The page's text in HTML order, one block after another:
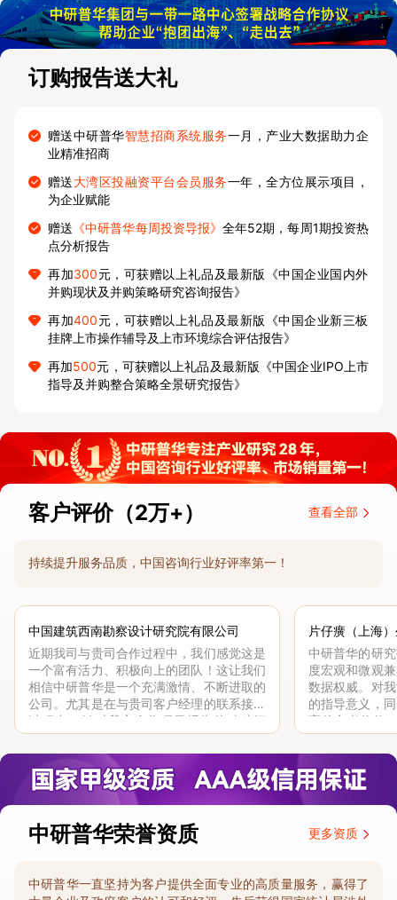
订购报告送大礼
赠送中研普华智慧招商系统服务一月，产业大数据助力企
业精准招商
赠送大湾区投融资平台会员服务一年，全方位展示项目，
为企业赋能
赠送 《中研普华每周投资导报》全年52期，每周1期投资热
点分析报告
再加300元，可获赠以上礼品及最新版《中国企业国内外
并购现状及并购策略研究咨询报告》
再加400元，可获赠以上礼品及最新版《中国企业新三板
挂牌上市操作辅导及上市环境综合评估报告》
再加500元，可获赠以上礼品及最新版《中国企业IPO上市
指导及并购整合策略全景研究报告》
客户评价（2万+） 查看全部
持续提升服务品质，中国咨询行业好评率第一！
中国建筑西南勘察设计研究院有限公司
近期我司与贵司合作过程中，我们感觉这是
一个富有活力、积极向上的团队！这让我们
相信中研普华是一个充满激情、不断进取的
公司。尤其是在与贵司客户经理的联系接洽
过程中，针对我方合作项目报告的种种细
节，及时细致缜密地协助与项目部沟通、探
讨和完善...
片仔癀（上海
中研普华的研
度宏观和微观
数据权威。对
的指导意义，
高的参考价值
体化”服务和行
司继续...
中研普华荣誉资质 更多资质
中研普华一直坚持为客户提供全面专业的高质量服务，赢得了